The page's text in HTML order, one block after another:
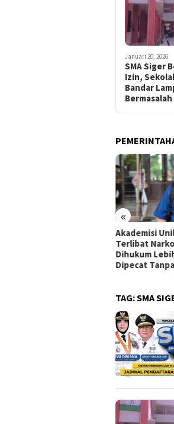
Januari 20, 2026
SMA Siger
Izin,
Bandar
Bermasalah
«
Akademisi
Terlibat
Dihukum
Dipecat
TAG:SMA